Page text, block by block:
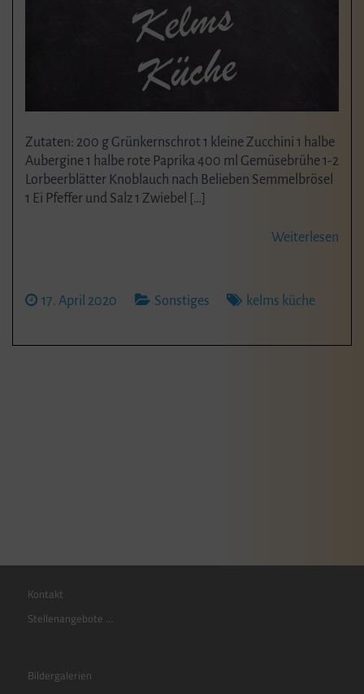
Zutaten: 200 g Grünkernschrot 1 kleine Zucchini 1 halbe
Aubergine 1 halbe rote Paprika 400 ml Gemüsebrühe 1-2
Lorbeerblätter Knoblauch nach Belieben Semmelbrösel
1 Ei Pfeffer und Salz 1 Zwiebel […]
Weiterlesen
17. April 2020 Sonstiges kelms küche
Kontakt
Stellenangebote …
Bildergalerien